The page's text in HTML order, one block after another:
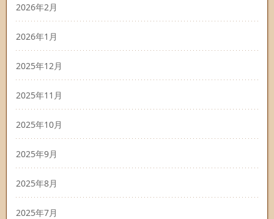
2026年2月
2026年1月
2025年12月
2025年11月
2025年10月
2025年9月
2025年8月
2025年7月